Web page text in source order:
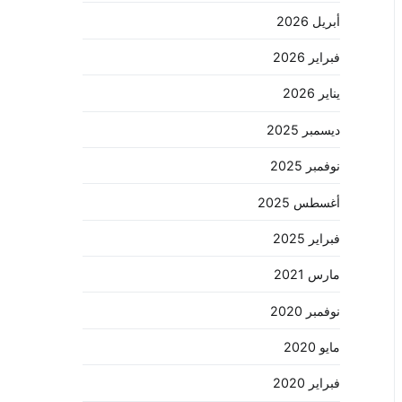
أبريل 2026
فبراير 2026
يناير 2026
ديسمبر 2025
نوفمبر 2025
أغسطس 2025
فبراير 2025
مارس 2021
نوفمبر 2020
مايو 2020
فبراير 2020